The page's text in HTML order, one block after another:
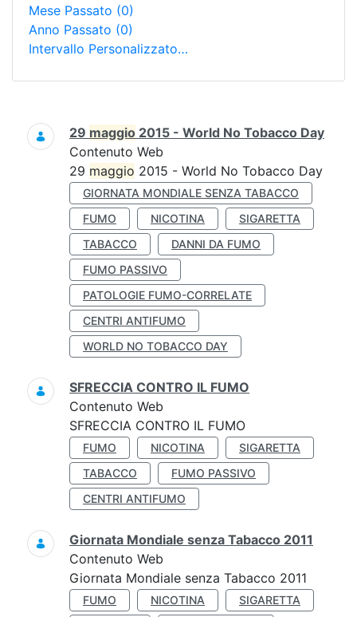
Mese Passato (0)
Anno Passato (0)
Intervallo Personalizzato…
Ricerca
29 maggio 2015 - World No Tobacco Day
Contenuto Web
29 maggio 2015 - World No Tobacco Day
GIORNATA MONDIALE SENZA TABACCO
FUMO
NICOTINA
SIGARETTA
TABACCO
DANNI DA FUMO
FUMO PASSIVO
PATOLOGIE FUMO-CORRELATE
CENTRI ANTIFUMO
WORLD NO TOBACCO DAY
SFRECCIA CONTRO IL FUMO
Contenuto Web
SFRECCIA CONTRO IL FUMO
FUMO NICOTINA
SIGARETTA
TABACCO
FUMO PASSIVO
CENTRI ANTIFUMO
Giornata Mondiale senza Tabacco 2011
Contenuto Web
Giornata Mondiale senza Tabacco 2011
FUMO NICOTINA SIGARETTA